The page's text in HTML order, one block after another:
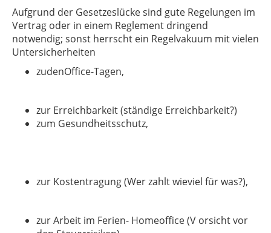
Aufgrund der Gesetzeslücke sind gute Regelungen im
Vertrag oder in einem Reglement dringend
notwendig; sonst herrscht ein Regelvakuum mit vielen
Untersicherheiten
zudenOffice-Tagen,
zur Erreichbarkeit (ständige Erreichbarkeit?)
zum Gesundheitsschutz,
zur Kostentragung (Wer zahlt wieviel für was?),
zur Arbeit im Ferien- Homeoffice (V orsicht vor